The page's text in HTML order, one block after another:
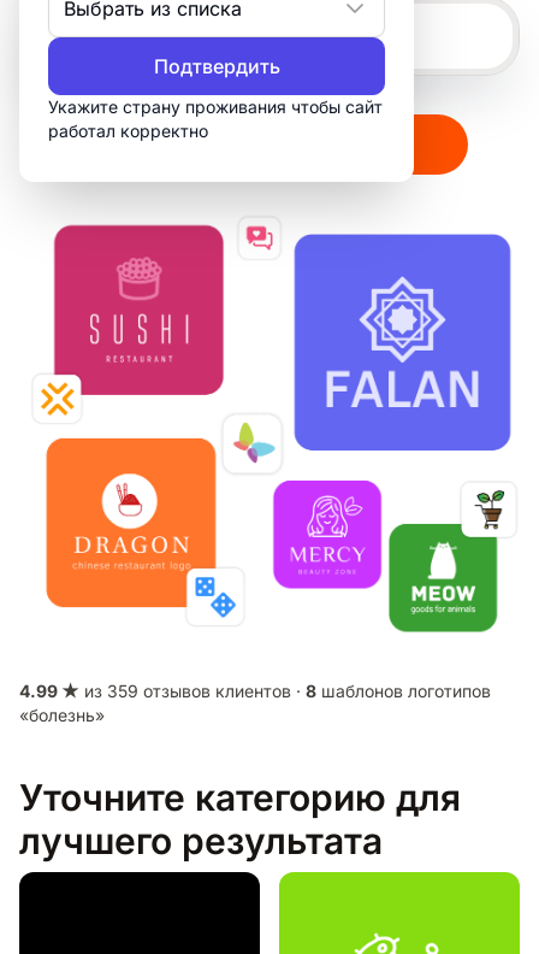
Выбрать из списка
Подтвердить
Укажите страну проживания чтобы сайт
работал корректно
Создать мой логотип
4.99 ★ из 359 отзывов клиентов · 8 шаблонов логотипов
«болезнь»
Уточните категорию для
лучшего результата